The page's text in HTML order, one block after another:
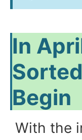
In
Begin
With the